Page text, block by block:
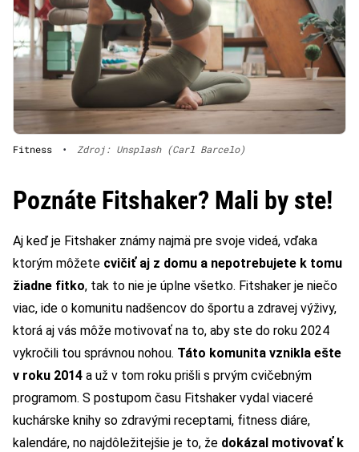
Fitness • Zdroj: Unsplash (Carl Barcelo)
Poznáte Fitshaker? Mali by ste!
Aj keď je Fitshaker známy najmä pre svoje videá, vďaka
ktorým môžete cvičiť aj z domu a nepotrebujete k tomu
žiadne fitko, tak to nie je úplne všetko. Fitshaker je niečo
viac, ide o komunitu nadšencov do športu a zdravej výživy,
ktorá aj vás môže motivovať na to, aby ste do roku 2024
vykročili tou správnou nohou. Táto komunita vznikla ešte
v roku 2014 a už v tom roku prišli s prvým cvičebným
programom. S postupom času Fitshaker vydal viaceré
kuchárske knihy so zdravými receptami, fitness diáre,
kalendáre, no najdôležitejšie je to, že dokázal motivovať k